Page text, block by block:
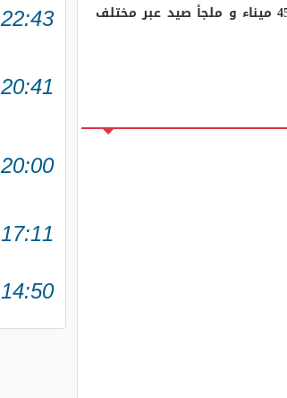
حملة وطنية لتنظيف 45 ميناء و ملجأ صيد عبر مختلف
22:43
20:41
20:00
17:11
14:50